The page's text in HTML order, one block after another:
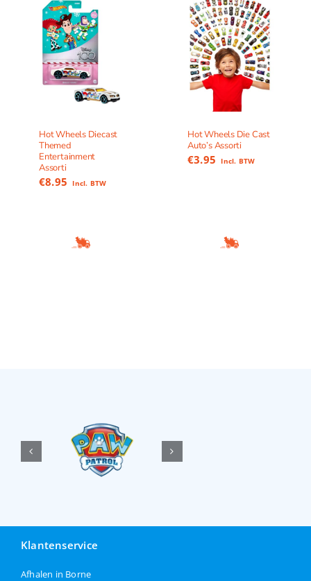
Hot Wheels Diecast
Themed
Entertainment
Assorti
€8.95 Incl. BTW
Hot Wheels Die Cast
Auto’s Assorti
€3.95 Incl. BTW
Klantenservice
Afhalen in Borne